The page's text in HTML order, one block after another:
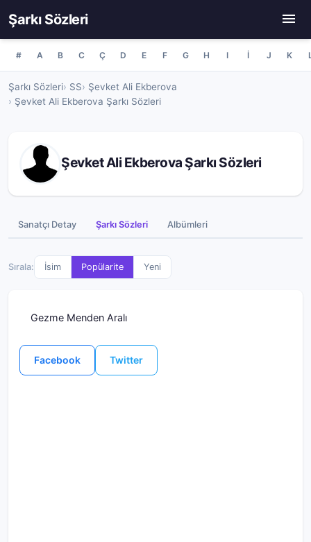
Şarkı Sözleri
# A B C Ç D E F G H I İ J K
Şarkı Sözleri SS
Şevket Ali Ekberova
Şevket Ali Ekberova Şarkı Sözleri
Şevket Ali Ekberova Şarkı Sözleri
Sanatçı Detay Şarkı Sözleri Albümleri
Sırala: İsim Popülarite Yeni
Gezme Menden Aralı
Facebook Twitter